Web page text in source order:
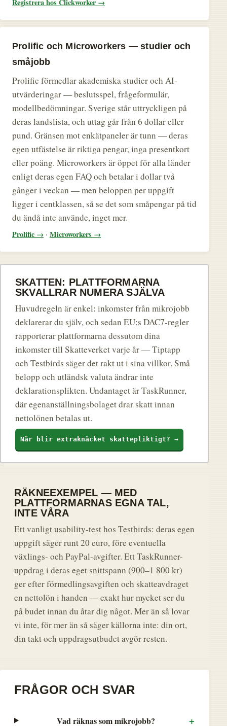
Prolific och Microworkers — studier och
småjobb
Prolific förmedlar akademiska studier och AI-
utvärderingar — beslutsspel, frågeformulär,
modellbedömningar. Sverige står uttryckligen på
deras landslista, och uttag går från 6 dollar eller
pund. Gränsen mot enkätpaneler är tunn — deras
egen utfästelse är riktiga pengar, inga presentkort
eller poäng. Microworkers är öppet för alla länder
enligt deras egen FAQ och betalar i dollar två
gånger i veckan — men beloppen per uppgift
ligger i centklassen, så se det som småpengar på tid
du ändå inte använde, inget mer.
Prolific → · Microworkers →
SKATTEN: PLATTFORMARNA
SKVALLRAR NUMERA SJÄLVA
Huvudregeln är enkel: inkomster från mikrojobb
deklarerar du själv, och sedan EU:s DAC7-regler
rapporterar plattformarna dessutom dina
inkomster till Skatteverket varje år — Tiptapp
och Testbirds säger det rakt ut i sina villkor. Små
belopp och utländsk valuta ändrar inte
deklarationsplikten. Undantaget är TaskRunner,
där egenanställningsbolaget drar skatt innan
nettolönen betalas ut.
När blir extraknäcket skattepliktigt? →
RÄKNEEXEMPEL — MED
PLATTFORMARNAS EGNA TAL,
INTE VÅRA
Ett vanligt usability-test hos Testbirds: deras egen
uppgift säger runt 20 euro, före eventuella
växlings- och PayPal-avgifter. Ett TaskRunner-
uppdrag i deras eget snittspann (900–1 800 kr)
ger efter förmedlingsavgiften och skatteavdraget
en nettolön i handen — exakt hur mycket ser du
på budet innan du åtar dig något. Mer än så lovar
vi inte, för mer än så säger källorna inte: din ort,
din takt och uppdragsutbudet avgör resten.
FRÅGOR OCH SVAR
Vad räknas som mikrojobb? +